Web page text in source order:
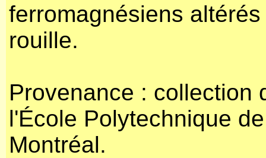
ferromagnésiens
rouille.
Provenance : collection
l'École Polytechnique de
Montréal.